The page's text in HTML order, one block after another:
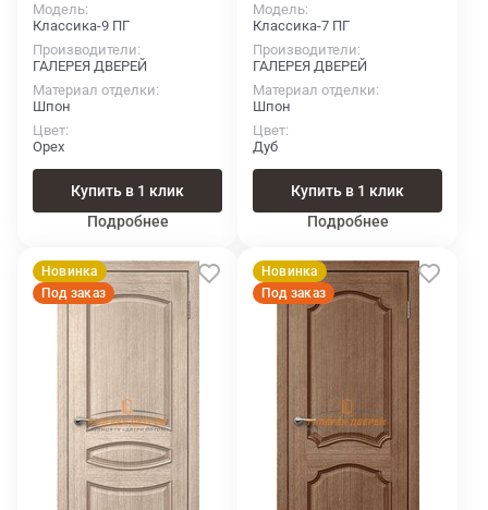
Модель
Классика-9 ПГ
Производители
ГАЛЕРЕЯ ДВЕРЕЙ
Материал отделки
Шпон
Цвет
Орех
Купить в 1 клик
Подробнее
Модель
Классика-7 ПГ
Производители
ГАЛЕРЕЯ ДВЕРЕЙ
Материал отделки
Шпон
Цвет
Дуб
Купить в 1 клик
Подробнее
Новинка
Под заказ
Новинка
Под заказ